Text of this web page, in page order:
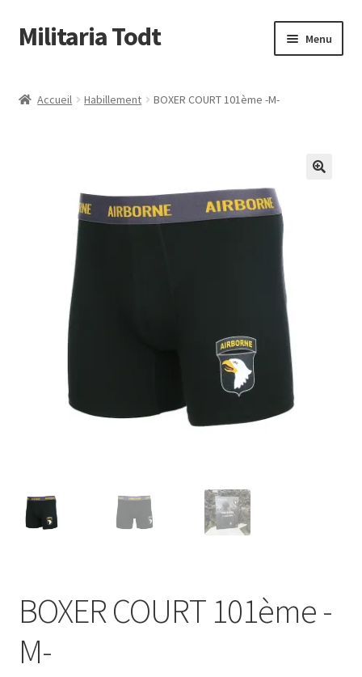
Aller
à
navigation
Aller
au
Militaria Todt Menu
Accueil Habillement BOXER COURT 101ème -M-
BOXER COURT 101ème -
M-